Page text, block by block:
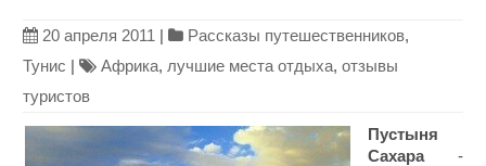
20 апреля 2011 | Рассказы путешественников,
Тунис | Африка, лучшие места отдыха,отзывы
туристов
Пустыня
Сахара-